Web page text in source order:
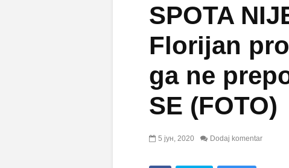
SPOTA
Florijan
ga ne
SE (FOTO)
5 јун, 2020 Dodaj komentar